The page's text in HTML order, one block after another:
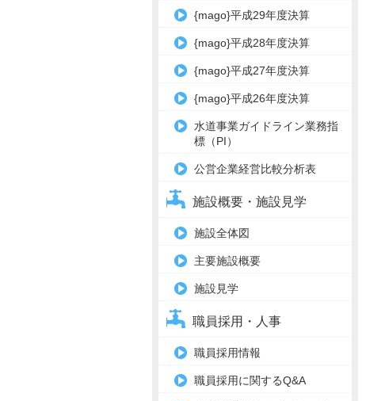
{mago}平成29年度決算
{mago}平成28年度決算
{mago}平成27年度決算
{mago}平成26年度決算
水道事業ガイドライン業務指
標（PI）
公営企業経営比較分析表
施設概要・施設見学
施設全体図
主要施設概要
施設見学
職員採用・人事
職員採用情報
職員採用に関するQ&A